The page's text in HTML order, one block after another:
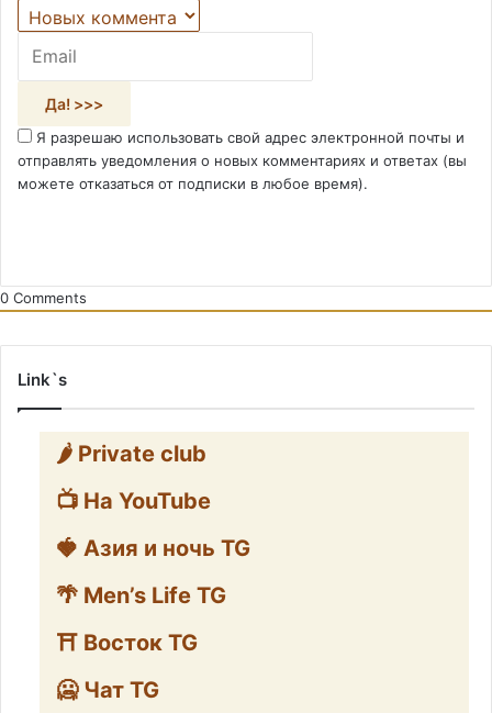
Я разрешаю использовать свой адрес электронной почты и
отправлять уведомления о новых комментариях и ответах (вы
можете отказаться от подписки в любое время).
0 Comments
Link`s
🌶️ Private club
📺 На YouTube
🍓 Азия и ночь TG
🌴 Men’s Life TG
⛩️ Восток TG
🥶 Чат TG